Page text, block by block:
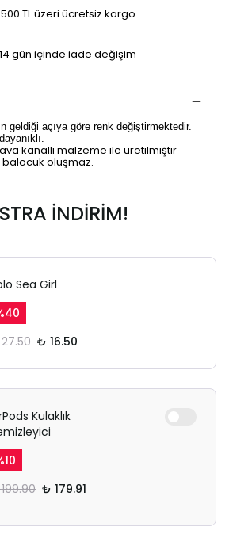
500 TL üzeri ücretsiz kargo
14 gün içinde iade değişim
geldiği açıya göre renk değiştirmektedir.
kanallı malzeme ile üretilmiştir
balocuk oluşmaz.
İNDİRİM!
Sea Girl
40
₺ 16.50
Kulaklık
10
₺ 179.91